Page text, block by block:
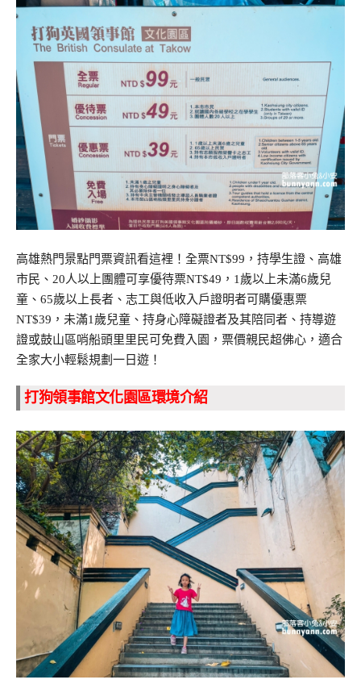
高雄熱門景點門票資訊看這裡！全票NT$99，持學生證、高雄
市民、20人以上團體可享優待票NT$49，1歲以上未滿6歲兒
童、65歲以上長者、志工與低收入戶證明者可購優惠票
NT$39，未滿1歲兒童、持身心障礙證者及其陪同者、持導遊
證或鼓山區哨船頭里里民可免費入園，票價親民超佛心，適合
全家大小輕鬆規劃一日遊！
打狗領事館文化園區環境介紹